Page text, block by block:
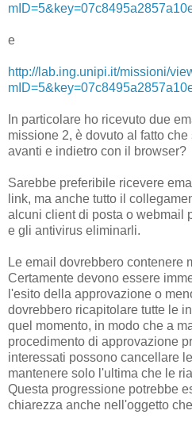
e
http://lab.ing.unipi.it/missioni/
In particolare ho ricevuto due
missione 2, è dovuto al fatto
avanti e indietro con il browser?
Sarebbe preferibile ricevere
link, ma anche tutto il
alcuni client di posta o webmail
e gli antivirus eliminarli.
Le email dovrebbero contenere
Certamente devono essere
l'esito della approvazione o
dovrebbero ricapitolare tutte le
quel momento, in modo che a
procedimento di approvazione
interessati possono cancellare
mantenere solo l'ultima che le
Questa progressione potrebbe
chiarezza anche nell'oggetto